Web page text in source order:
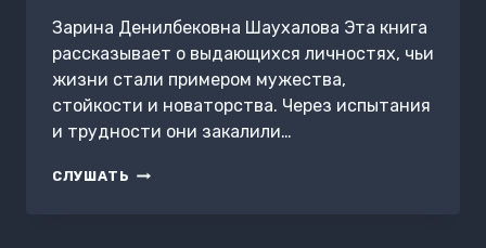
Зарина Денилбековна Шаухалова Эта книга
рассказывает о выдающихся личностях, чьи
жизни стали примером мужества,
стойкости и новаторства. Через испытания
и трудности они закалили…
СЛУШАТЬ ВЫКОВАННЫЕ